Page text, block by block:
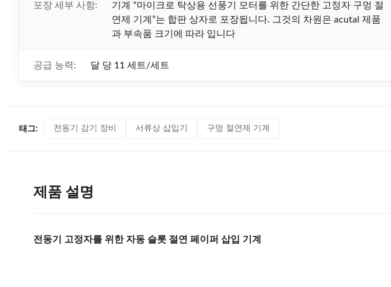
포장 세부 사항:
기계 “마이크로 탁상용 선풍기 모터를 위한 간단한 고정자 구멍 절
연제 기계”는 합판 상자로 포장됩니다. 그것의 차원은 acutal 제품
과 부속품 크기에 따라 입니다
공급 능력: 달 당 11 세트/세트
태그: 전동기 감기 장비 서류상 삽입기 구멍 절연제 기계
제품 설명
전동기 고정자를 위한 자동 슬롯 절연 페이퍼 삽입 기계